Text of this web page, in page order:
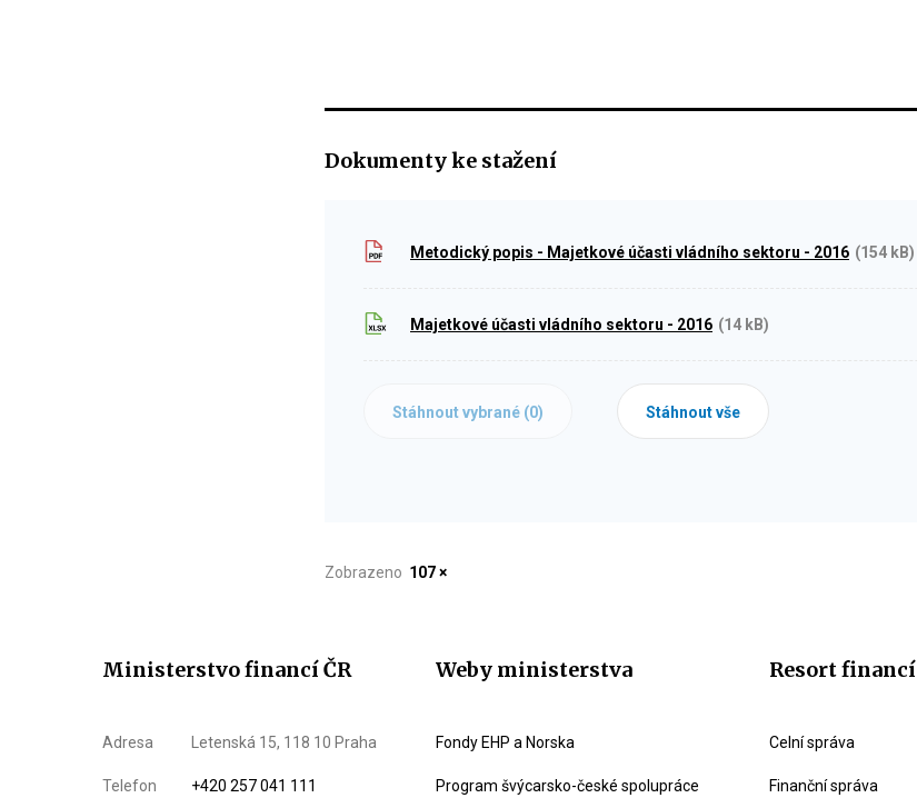
Dokumenty ke stažení
Metodický popis - Majetkové účasti vládního sektoru - 2016 (154 kB)
Majetkové účasti vládního sektoru - 2016 (14 kB)
Stáhnout vybrané (0) Stáhnout vše
Zobrazeno 107 ×
Ministerstvo financí ČR
Adresa Letenská 15, 118 10 Praha
Telefon +420 257 041 111
Weby ministerstva
Fondy EHP a Norska
Program švýcarsko-české spolupráce
Resort financí
Celní správa
Finanční správa